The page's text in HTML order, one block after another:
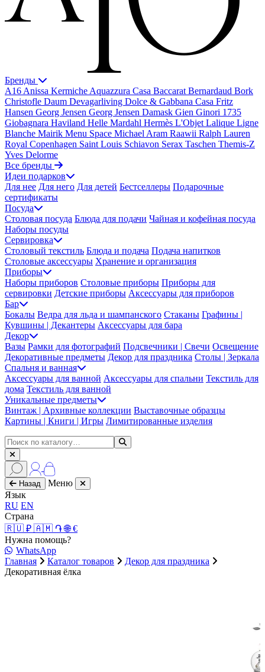
Бренды
A16 Anissa Kermiche Aquazzura Casa Baccarat Bernardaud Bork
Christofle Daum Devagarliving Dolce & Gabbana Casa Fritz
Hansen Georg Jensen Georg Jensen Damask Gien Ginori 1735
Giobagnara Haviland Helle Mardahl Hermès L'Objet Lalique Ligne
Blanche Mairik Menu Space Michael Aram Raawii Ralph Lauren
Royal Copenhagen Saint Louis Schiavon Serax Taschen Themis-Z
Yves Delorme
Все бренды
Идеи подарков
Для нее Для него Для детей Бестселлеры Подарочные
сертификаты
Посуда
Столовая посуда Блюда для подачи Чайная и кофейная посуда
Наборы посуды
Сервировка
Столовый текстиль Блюда и подача Подача напитков
Столовые аксессуары Хранение и организация
Приборы
Наборы приборов Столовые приборы Приборы для
сервировки Детские приборы Аксессуары для приборов
Бар
Бокалы Ведра для льда и шампанского Стаканы Графины |
Кувшины | Декантеры Аксессуары для бара
Декор
Вазы Рамки для фотографий Подсвечники | Свечи Освещение
Декоративные предметы Декор для праздника Столы | Зеркала
Спальня и ванная
Аксессуары для ванной Аксессуары для спальни Текстиль для
дома Текстиль для ванной
Уникальные предметы
Винтаж | Архивные коллекции Выставочные образцы
Картины | Книги | Игры Лимитированные изделия
Назад
Меню
Язык
RU EN
Страна
🇷🇺 ₽ 🇦🇲 ֏🌐 €
Нужна помощь?
WhatsApp
Главная
Каталог товаров
Декор для праздника
Декоративная ёлка